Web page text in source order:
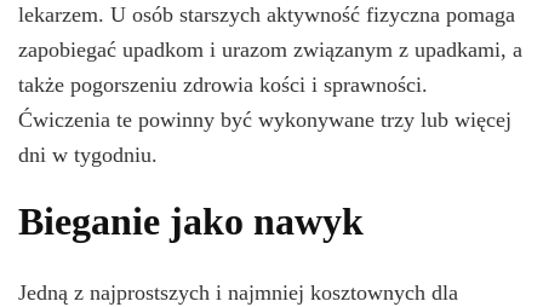
lekarzem. U osób starszych aktywność fizyczna pomaga
zapobiegać upadkom i urazom związanym z upadkami, a
także pogorszeniu zdrowia kości i sprawności.
Ćwiczenia te powinny być wykonywane trzy lub więcej
dni w tygodniu.
Bieganie jako nawyk
Jedną z najprostszych i najmniej kosztownych dla